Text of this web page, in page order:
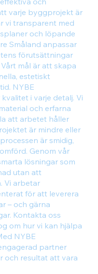
varje byggprojekt är
vi transparent med
och löpande
Småland anpassar
förutsättningar
mål är att skapa
estetiskt
NYBE
i varje detalj. Vi
och erfarna
att arbetet håller
är mindre eller
är smidig,
Genom vår
lösningar som
utan att
Vi arbetar
för att leverera
– och gärna
Kontakta oss
om hur vi kan hjälpa
NYBE
partner
och resultat att vara